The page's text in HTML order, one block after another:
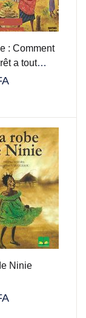
: Comment
a tout
Ninie